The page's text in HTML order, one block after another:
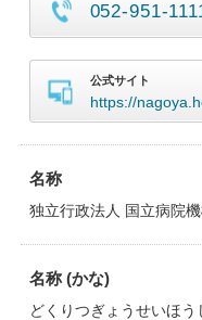
052-951-
公式サイト
https://
名称
独立行政法人 国立病院
名称 (かな)
どくりつぎょうせいほ